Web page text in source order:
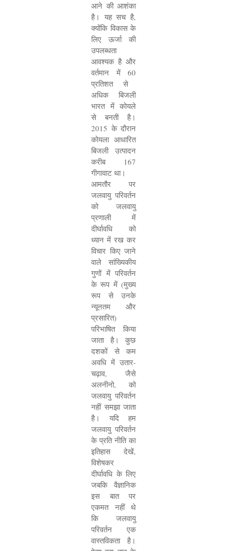
आने की आशंका
है। यह सच है,
क्योंकि विकास के
लिए ऊर्जा की
उपलब्धता
आवश्यक है और
वर्तमान में 60
प्रतिशत से
अधिक बिजली
भारत में कोयले
से बनती है।
2015 के दौरान
कोयला आधारित
बिजली उत्पादन
करीब 167
गीगावाट था।
आमतौर पर
जलवायु परिवर्तन
को जलवायु
प्रणाली में
दीर्घावधि को
ध्यान में रख कर
विचार किए जाने
वाले सांख्यिकीय
गुणों में परिवर्तन
के रूप में (मुख्य
रूप से उनके
न्यूनतम और
प्रसारित)
परिभाषित किया
जाता है। कुछ
दशकों से कम
अवधि में उतार-
चढ़ाव, जैसे
अलनीनो, को
जलवायु परिवर्तन
नहीं समझा जाता
है। यदि हम
जलवायु परिवर्तन
के प्रति नीति का
इतिहास देखें,
विशेषकर
दीर्घावधि के लिए
जबकि वैज्ञानिक
इस बात पर
एकमत नहीं थे
कि जलवायु
परिवर्तन एक
वास्तविकता है।